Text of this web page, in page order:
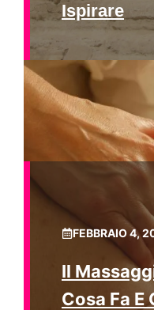
Ispirare
FEBBRAIO 4,
Il
Cosa Fa E